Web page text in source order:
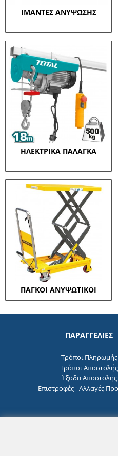
ΙΜΑΝΤΕΣ ΑΝΥΨΩΣΗΣ
ΗΛΕΚΤΡΙΚΑ ΠΑΛΑΓΚΑ
ΠΑΓΚΟΙ ΑΝΥΨΩΤΙΚΟΙ
ΠΑΡΑΓΓΕΛΙΕΣ
Τρόποι Πληρωμής
Τρόποι Αποστολής
Έξοδα Αποστολής
Επιστροφές - Αλλαγές